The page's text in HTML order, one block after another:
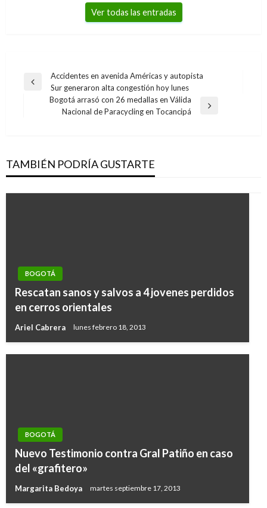
Ver todas las entradas
Navegación
entradas
Entrada
anterior
Accidentes en avenida Américas y autopista
Sur generaron alta congestión hoy lunes
Entrada
Bogotá arrasó con 26 medallas en Válida
Nacional de Paracycling en Tocancipá
TAMBIÉN PODRÍA GUSTARTE
BOGOTÁ
Rescatan sanos y salvos a 4 jovenes perdidos
en cerros orientales
Ariel Cabrera lunes febrero 18, 2013
BOGOTÁ
Nuevo Testimonio contra Gral Patiño en caso
del «grafitero»
Margarita Bedoya martes septiembre 17, 2013
Ciclovía Nocturna espera la participación de 2